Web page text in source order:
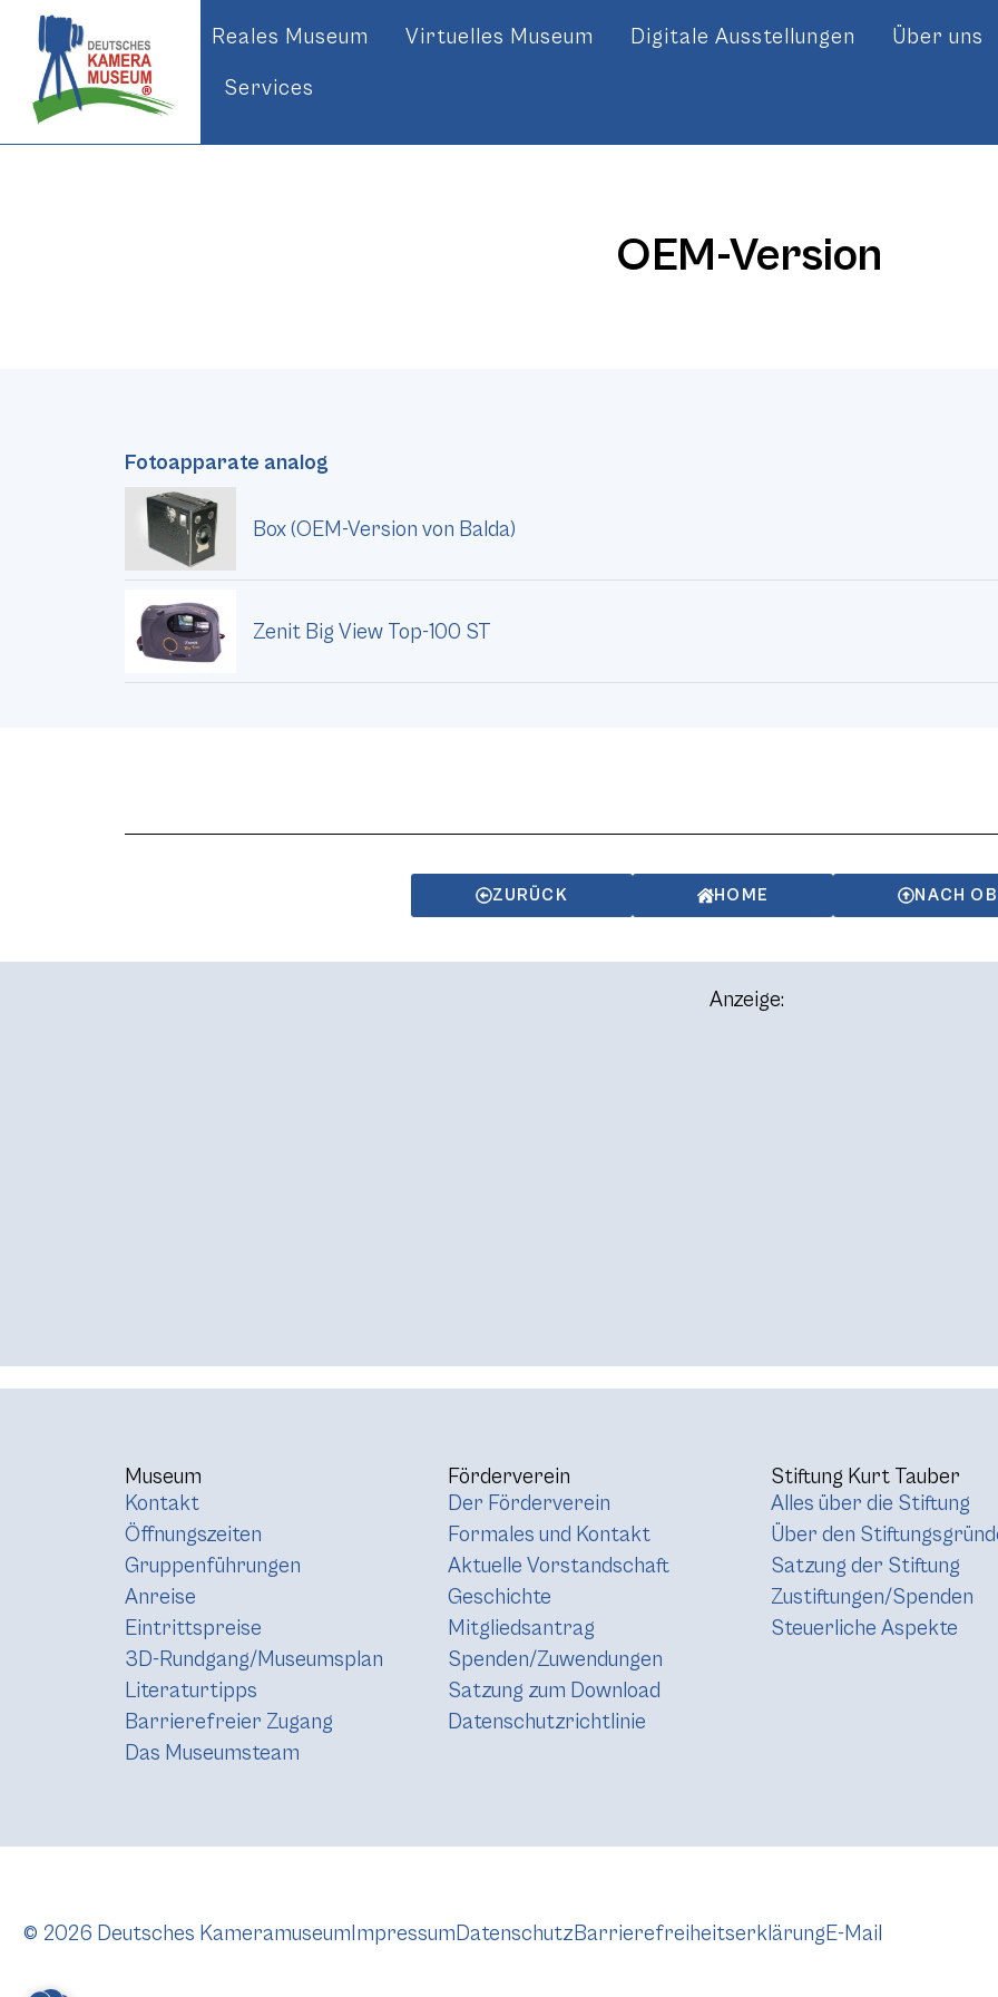
Reales Museum Virtuelles Museum Digitale Ausstellungen Über uns
Services
OEM-Version
Fotoapparate analog
Box (OEM-Version von Balda)
Zenit Big View Top-100 ST
ZURÜCK HOME NACH
Anzeige:
Museum
Kontakt
Öffnungszeiten
Gruppenführungen
Anreise
Eintrittspreise
3D-Rundgang/Museumsplan
Literaturtipps
Barrierefreier Zugang
Das Museumsteam
Förderverein
Der Förderverein
Formales und Kontakt
Aktuelle Vorstandschaft
Geschichte
Mitgliedsantrag
Spenden/Zuwendungen
Satzung zum Download
Datenschutzrichtlinie
Stiftung Kurt Tauber
Alles über die Stiftung
Über den
Satzung der Stiftung
Zustiftungen/Spenden
Steuerliche Aspekte
© 2026 Deutsches KameramuseumImpressumDatenschutzBarrierefreiheitserklärungE-Mail